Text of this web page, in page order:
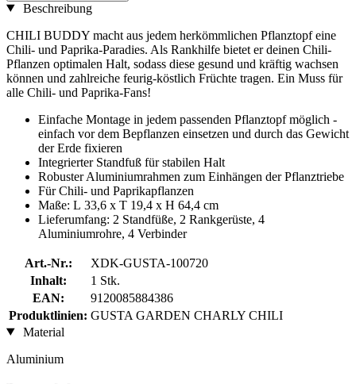
Beschreibung
CHILI BUDDY macht aus jedem herkömmlichen Pflanztopf eine
Chili- und Paprika-Paradies. Als Rankhilfe bietet er deinen Chili-
Pflanzen optimalen Halt, sodass diese gesund und kräftig wachsen
können und zahlreiche feurig-köstlich Früchte tragen. Ein Muss für
alle Chili- und Paprika-Fans!
Einfache Montage in jedem passenden Pflanztopf möglich -
einfach vor dem Bepflanzen einsetzen und durch das Gewicht
der Erde fixieren
Integrierter Standfuß für stabilen Halt
Robuster Aluminiumrahmen zum Einhängen der Pflanztriebe
Für Chili- und Paprikapflanzen
Maße: L 33,6 x T 19,4 x H 64,4 cm
Lieferumfang: 2 Standfüße, 2 Rankgerüste, 4
Aluminiumrohre, 4 Verbinder
Art.-Nr.:
XDK-GUSTA-100720
Inhalt:
1 Stk.
EAN:
9120085884386
Produktlinien: GUSTA GARDEN CHARLY CHILI
Material
Aluminium